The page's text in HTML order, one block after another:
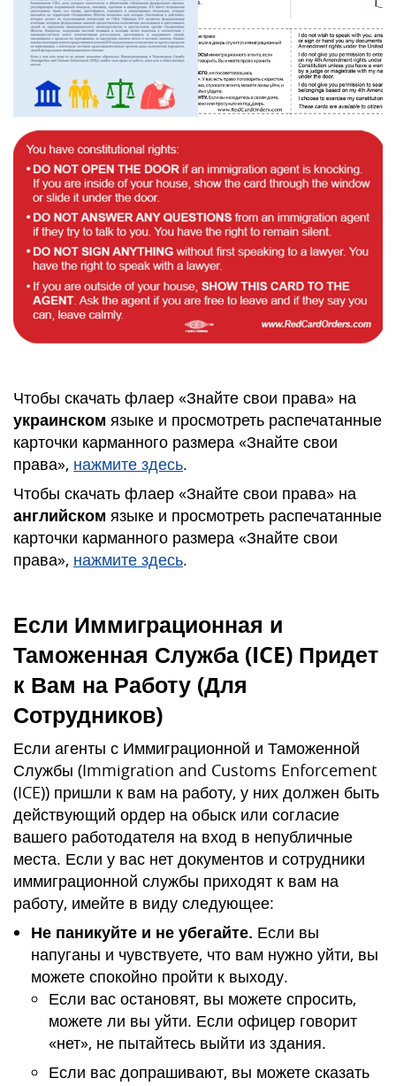
Чтобы скачать флаер «Знайте свои права» на
украинском языке и просмотреть распечатанные
карточки карманного размера «Знайте свои
права», нажмите здесь.
Чтобы скачать флаер «Знайте свои права» на
английском языке и просмотреть распечатанные
карточки карманного размера «Знайте свои
права», нажмите здесь.
Если Иммиграционная и
Таможенная Служба (ICE) Придет
к Вам на Работу (Для
Сотрудников)
Если агенты с Иммиграционной и Таможенной
Службы (Immigration and Customs Enforcement
(ICE)) пришли к вам на работу, у них должен быть
действующий ордер на обыск или согласие
вашего работодателя на вход в непубличные
места. Если у вас нет документов и сотрудники
иммиграционной службы приходят к вам на
работу, имейте в виду следующее:
Не паникуйте и не убегайте. Если вы
напуганы и чувствуете, что вам нужно уйти, вы
можете спокойно пройти к выходу.
Если вас остановят, вы можете спросить,
можете ли вы уйти. Если офицер говорит
«нет», не пытайтесь выйти из здания.
Если вас допрашивают, вы можете сказать